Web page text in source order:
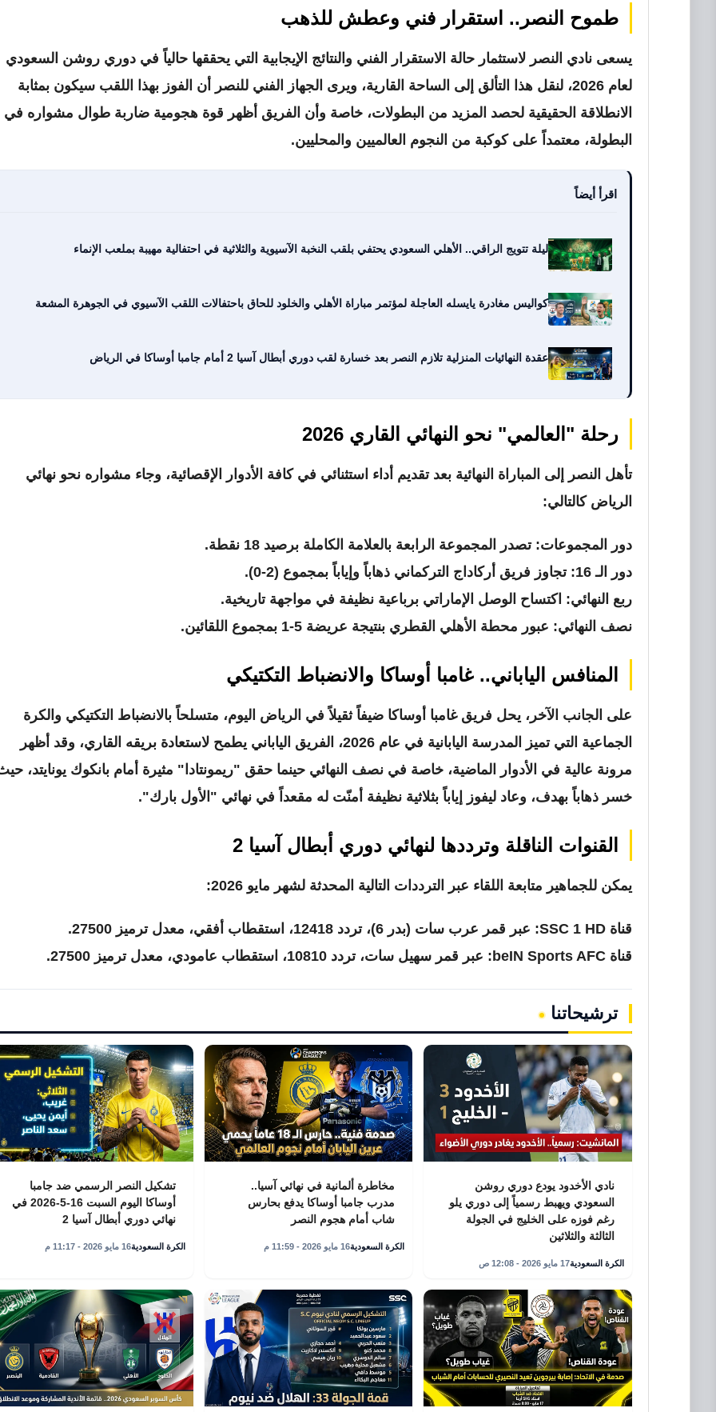
طموح النصر.. استقرار فني وعطش للذهب
يسعى نادي النصر لاستثمار حالة الاستقرار الفني والنتائج الإيجابية التي يحققها حالياً في دوري روشن السعودي
لعام 2026، لنقل هذا التألق إلى الساحة القارية، ويرى الجهاز الفني للنصر أن الفوز بهذا اللقب سيكون بمثابة
الانطلاقة الحقيقية لحصد المزيد من البطولات، خاصة وأن الفريق أظهر قوة هجومية ضاربة طوال مشواره في
البطولة، معتمداً على كوكبة من النجوم العالميين والمحليين.
اقرأ أيضاً
ليلة تتويج الراقي.. الأهلي السعودي يحتفي بلقب النخبة الآسيوية والثلاثية في احتفالية مهيبة بملعب الإنماء
كواليس مغادرة يايسله العاجلة لمؤتمر مباراة الأهلي والخلود للحاق باحتفالات اللقب الآسيوي في الجوهرة المشعة
عقدة النهائيات المنزلية تلازم النصر بعد خسارة لقب دوري أبطال آسيا 2 أمام جامبا أوساكا في الرياض
رحلة "العالمي" نحو النهائي القاري 2026
تأهل النصر إلى المباراة النهائية بعد تقديم أداء استثنائي في كافة الأدوار الإقصائية، وجاء مشواره نحو نهائي
الرياض كالتالي:
دور المجموعات: تصدر المجموعة الرابعة بالعلامة الكاملة برصيد 18 نقطة.
دور الـ 16:
تجاوز فريق أركاداج التركماني ذهاباً وإياباً بمجموع (2-0).
ربع النهائي: اكتساح الوصل الإماراتي برباعية نظيفة في مواجهة تاريخية.
نصف النهائي: عبور محطة الأهلي القطري بنتيجة عريضة 5-1 بمجموع اللقائين.
المنافس الياباني.. غامبا أوساكا والانضباط التكتيكي
على الجانب الآخر، يحل فريق غامبا أوساكا ضيفاً ثقيلاً في الرياض اليوم، متسلحاً بالانضباط التكتيكي والكرة
الجماعية التي تميز المدرسة اليابانية في عام 2026، الفريق الياباني يطمح لاستعادة بريقه القاري، وقد أظهر
مرونة عالية في الأدوار الماضية، خاصة في نصف النهائي حينما حقق "ريمونتادا" مثيرة أمام بانكوك يونايتد،
خسر ذهاباً بهدف، وعاد ليفوز إياباً بثلاثية نظيفة أمنّت له مقعداً في نهائي "الأول بارك".
القنوات الناقلة وترددها لنهائي دوري أبطال آسيا 2
يمكن للجماهير متابعة اللقاء عبر الترددات التالية المحدثة لشهر مايو 2026:
قناة SSC 1 HD:
عبر قمر عرب سات (بدر 6)، تردد 12418، استقطاب أفقي، معدل ترميز 27500.
قناة beIN Sports AFC:
عبر قمر سهيل سات، تردد 10810، استقطاب عامودي، معدل ترميز 27500.
ترشيحاتنا
نادي الأخدود يودع دوري روشن
السعودي ويهبط رسمياً إلى دوري يلو
رغم فوزه على الخليج في الجولة
الثالثة والثلاثين
الكرة السعودية17 مايو 2026 - 12:08 ص
مخاطرة ألمانية في نهائي آسيا..
مدرب جامبا أوساكا يدفع بحارس
شاب أمام هجوم النصر
الكرة السعودية16 مايو 2026 - 11:59 م
تشكيل النصر الرسمي ضد جامبا
أوساكا اليوم السبت 16-5-2026 في
نهائي دوري أبطال آسيا 2
الكرة السعودية16 مايو 2026 - 11:17 م